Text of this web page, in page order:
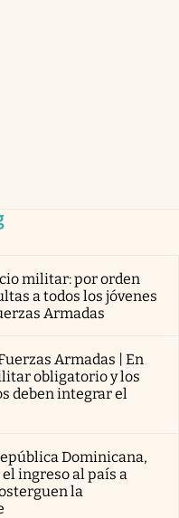
militar: por orden
a todos los jóvenes
Armadas
Armadas | En
obligatorio y los
deben integrar el
Dominicana,
ingreso al país a
la